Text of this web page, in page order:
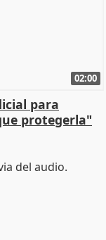
02:00
para
protegerla"